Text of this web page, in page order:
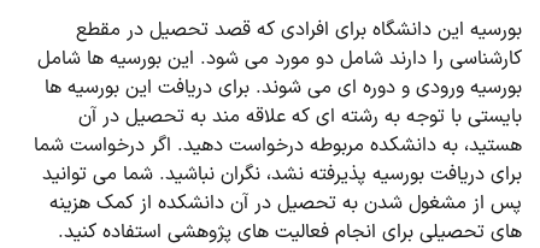
بورسیه این دانشگاه برای افرادی که قصد تحصیل در مقطع
کارشناسی را دارند شامل دو مورد می شود. این بورسیه ها شامل
بورسیه ورودی و دوره ای می شوند. برای دریافت این بورسیه ها
بایستی با توجه به رشته ای که علاقه مند به تحصیل در آن
هستید، به دانشکده مربوطه درخواست دهید. اگر درخواست شما
برای دریافت بورسیه پذیرفته نشد، نگران نباشید. شما می توانید
پس از مشغول شدن به تحصیل در آن دانشکده از کمک هزینه
های تحصیلی برای انجام فعالیت های پژوهشی استفاده کنید.